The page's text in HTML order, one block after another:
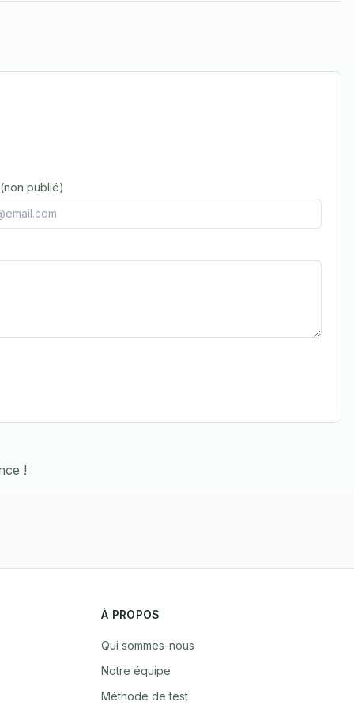
publié)
!
À PROPOS
Qui sommes-nous
Notre équipe
Méthode de test